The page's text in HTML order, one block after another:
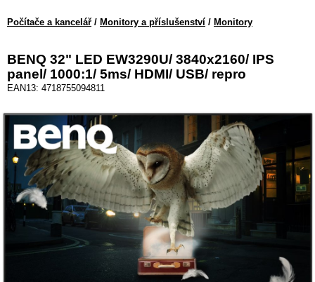
Počítače a kancelář / Monitory a příslušenství / Monitory
BENQ 32" LED EW3290U/ 3840x2160/ IPS
panel/ 1000:1/ 5ms/ HDMI/ USB/ repro
EAN13: 4718755094811